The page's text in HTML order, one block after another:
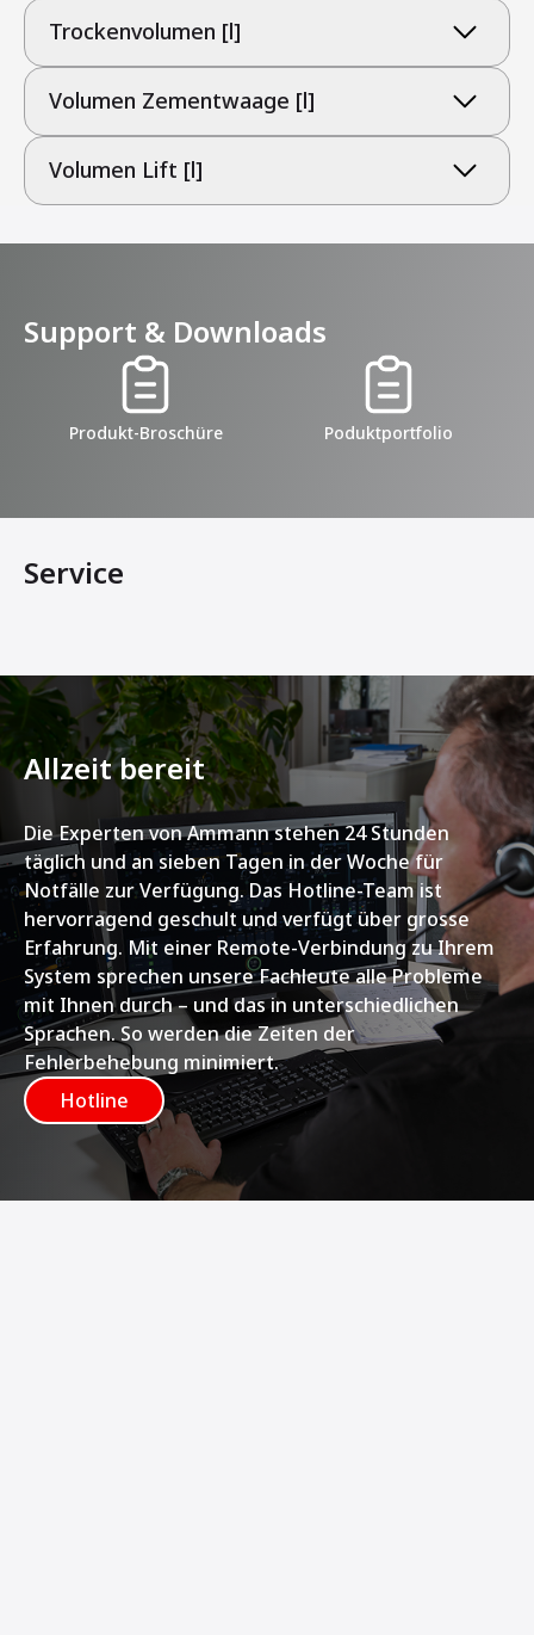
Trockenvolumen [l]
Volumen Zementwaage [l]
Volumen Lift [l]
Support & Downloads
Produkt-Broschüre Poduktportfolio
Service
Allzeit bereit
Die Experten von Ammann stehen 24 Stunden
täglich und an sieben Tagen in der Woche für
Notfälle zur Verfügung. Das Hotline-Team ist
hervorragend geschult und verfügt über grosse
Erfahrung. Mit einer Remote-Verbindung zu Ihrem
System sprechen unsere Fachleute alle Probleme
mit Ihnen durch – und das in unterschiedlichen
Sprachen. So werden die Zeiten der
Fehlerbehebung minimiert.
Hotline